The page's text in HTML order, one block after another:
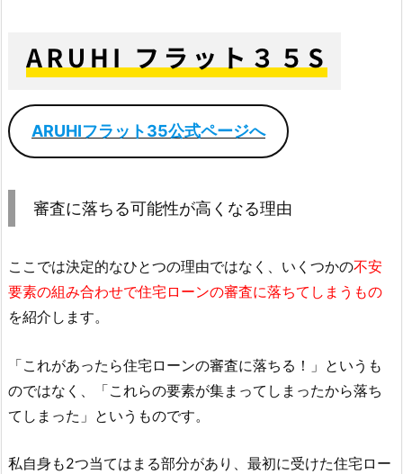
ARUHIフラット35公式ページへ
審査に落ちる可能性が高くなる理由
ここでは決定的なひとつの理由ではなく、いくつかの不安
要素の組み合わせで住宅ローンの審査に落ちてしまうもの
を紹介します。
「これがあったら住宅ローンの審査に落ちる！」というも
のではなく、「これらの要素が集まってしまったから落ち
てしまった」というものです。
私自身も2つ当てはまる部分があり、最初に受けた住宅ロー